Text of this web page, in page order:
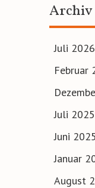
Archiv
Juli 2026
Februar
Juli 2025
Juni 2025
Januar
August